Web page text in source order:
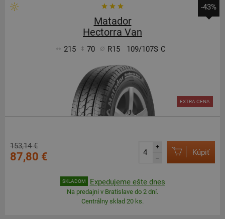
-43%
Matador
Hectorra Van
215 70 R15 109/107S C
EXTRA CENA
153,14 €
87,80 €
+
–
Kúpiť
SKLADOM Expedujeme ešte dnes
Na predajni v Bratislave do 2 dní.
Centrálny sklad 20 ks.